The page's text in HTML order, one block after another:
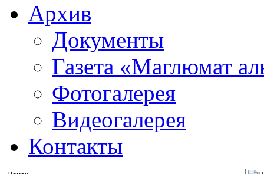
Архив
Документы
Газета «Маглюмат
Фотогалерея
Видеогалерея
Контакты